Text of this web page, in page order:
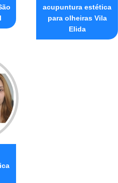
acupuntura estética
para olheiras Vila
Elida